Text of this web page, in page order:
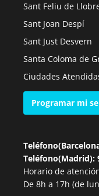
Sant Feliu de
Sant Joan Despí
Sant Just Desvern
Santa Coloma de
Ciudades
Programar mi
Teléfono(Madrid):
Horario de
De 8h a 17h (de